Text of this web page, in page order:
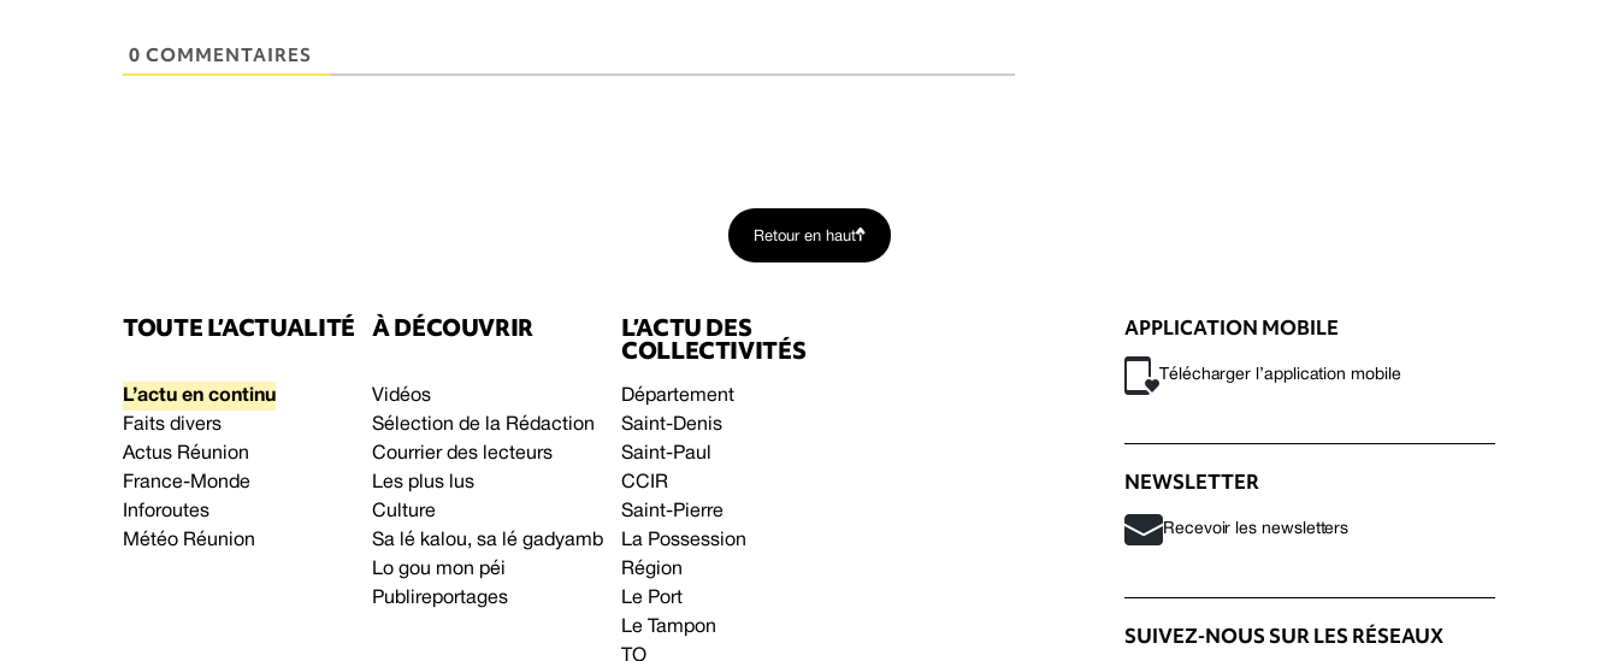
0 COMMENTAIRES
Retour en haut
TOUTE L’ACTUALITÉ
L’actu en continu
Faits divers
Actus Réunion
France-Monde
Inforoutes
Météo Réunion
À DÉCOUVRIR
Vidéos
Sélection de la Rédaction
Courrier des lecteurs
Les plus lus
Culture
Sa lé kalou, sa lé gadyamb
Lo gou mon péi
Publireportages
L’ACTU DES
COLLECTIVITÉS
Département
Saint-Denis
Saint-Paul
CCIR
Saint-Pierre
La Possession
Région
Le Port
Le Tampon
TO
APPLICATION MOBILE
Télécharger l’application mobile
NEWSLETTER
Recevoir les newsletters
SUIVEZ-NOUS SUR LES RÉSEAUX